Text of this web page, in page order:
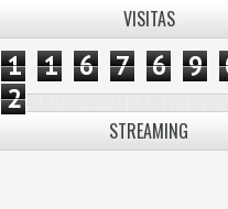
VISITAS
1 1 6 7 6 9
2
STREAMING